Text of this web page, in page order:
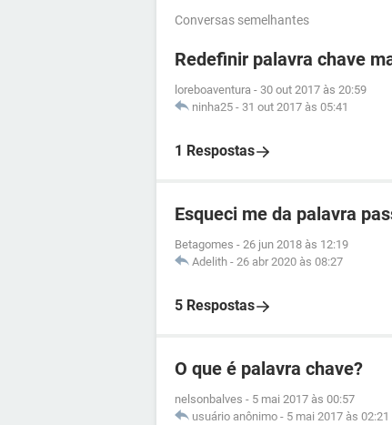
Conversas semelhantes
Redefinir palavra chave
loreboaventura - 30 out 2017 às 20:59
ninha25 - 31 out 2017 às 05:41
1 Respostas
Esqueci me da palavra
Betagomes - 26 jun 2018 às 12:19
Adelith - 26 abr 2020 às 08:27
5 Respostas
O que é palavra chave?
nelsonbalves - 5 mai 2017 às 00:57
usuário anônimo - 5 mai 2017 às 02:21